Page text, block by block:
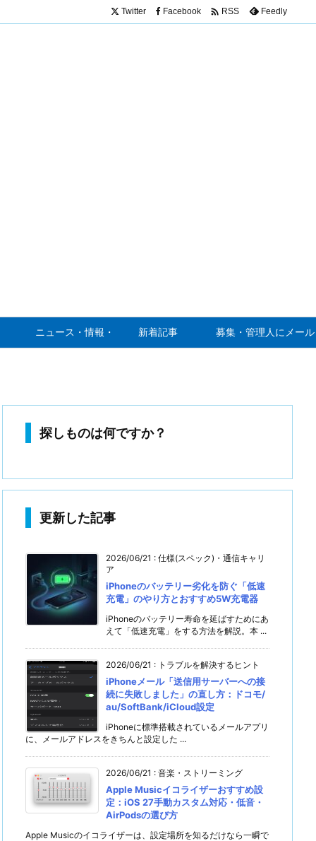
ニュース・情報・噂 新着記事 募集・管理人にメール
Twitter Facebook  RSS Feedly
探しものは何ですか？
更新した記事
2026/06/21 : 仕様(スペック)・通信キャリ
ア
iPhoneのバッテリー劣化を防ぐ「低速
充電」のやり方とおすすめ5W充電器
iPhoneのバッテリー寿命を延ばすためにあ
えて「低速充電」をする方法を解説。本 ...
2026/06/21 : トラブルを解決するヒント
iPhoneメール「送信用サーバーへの接
続に失敗しました」の直し方：ドコモ/
au/SoftBank/iCloud設定
iPhoneに標準搭載されているメールアプリ
に、メールアドレスをきちんと設定した ...
2026/06/21 : 音楽・ストリーミング
Apple Musicイコライザーおすすめ設
定：iOS 27手動カスタム対応・低音・
AirPodsの選び方
Apple Musicのイコライザーは、設定場所を知るだけなら一瞬で